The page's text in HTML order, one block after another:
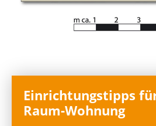
Einrichtungstipps
Raum-Wohnung